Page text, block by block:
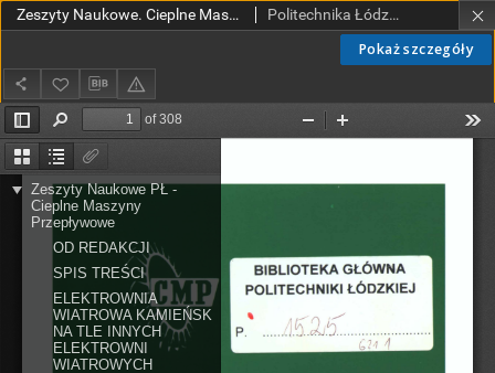
Pokaż szczegóły
Zeszyty Naukowe. Cieplne Maszyny Przepływowe. Turbomachinery nr 132 (2007) Politechnika Łódzka. Instytut Maszyn Przepływowych.